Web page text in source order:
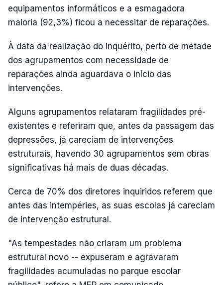
equipamentos informáticos e a esmagadora
maioria (92,3%) ficou a necessitar de reparações.
À data da realização do inquérito, perto de metade
dos agrupamentos com necessidade de
reparações ainda aguardava o início das
intervenções.
Alguns agrupamentos relataram fragilidades pré-
existentes e referiram que, antes da passagem das
depressões, já careciam de intervenções
estruturais, havendo 30 agrupamentos sem obras
significativas há mais de duas décadas.
Cerca de 70% dos diretores inquiridos referem que
antes das intempéries, as suas escolas já careciam
de intervenção estrutural.
"As tempestades não criaram um problema
estrutural novo -- expuseram e agravaram
fragilidades acumuladas no parque escolar